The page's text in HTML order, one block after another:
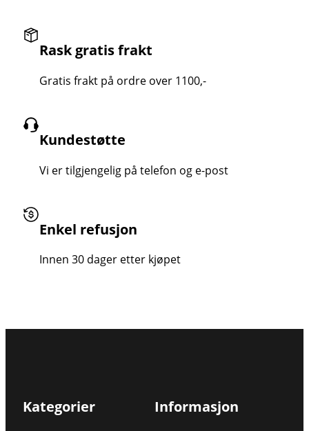
Rask gratis frakt
Gratis frakt på ordre over 1100,-
Kundestøtte
Vi er tilgjengelig på telefon og e-post
Enkel refusjon
Innen 30 dager etter kjøpet
Kategorier Informasjon